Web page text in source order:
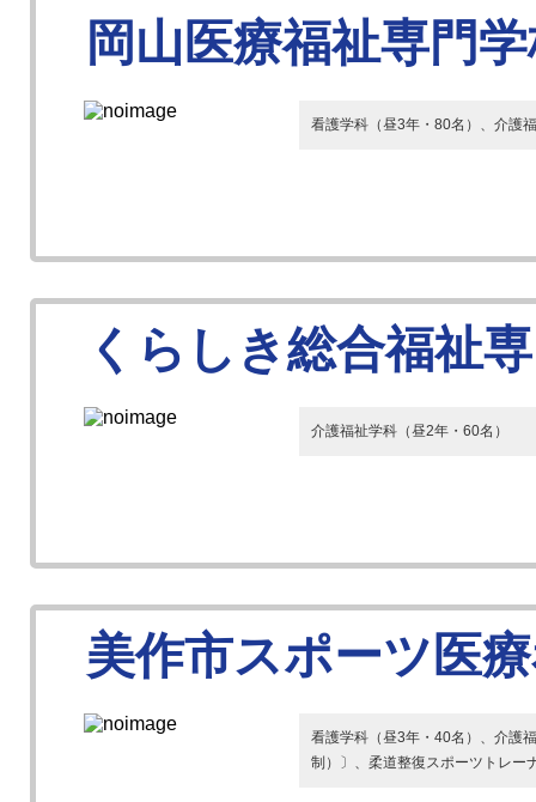
岡山医療福祉専門
看護学科（昼3年・80名）、介護
くらしき総合福祉
介護福祉学科（昼2年・60名）
美作市スポーツ医
看護学科（昼3年・40名）、介護
制）〕、柔道整復スポーツトレー